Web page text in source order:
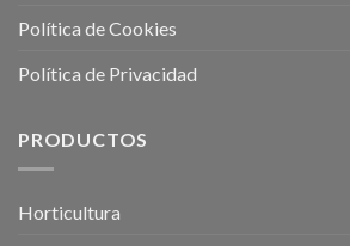
Política de Cookies
Política de Privacidad
PRODUCTOS
Horticultura